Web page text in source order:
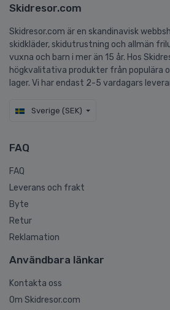
Skidresor.com
Skidresor.com är en skandinavisk
skidkläder, skidutrustning och allmän
vuxna och barn i mer än 15 år. Hos
högkvalitativa produkter från populära
lager. Vi har endast 2-5 vardagars
Sverige (SEK)
FAQ
FAQ
Leverans och frakt
Byte
Retur
Reklamation
Användbara länkar
Kontakta oss
Om Skidresor.com